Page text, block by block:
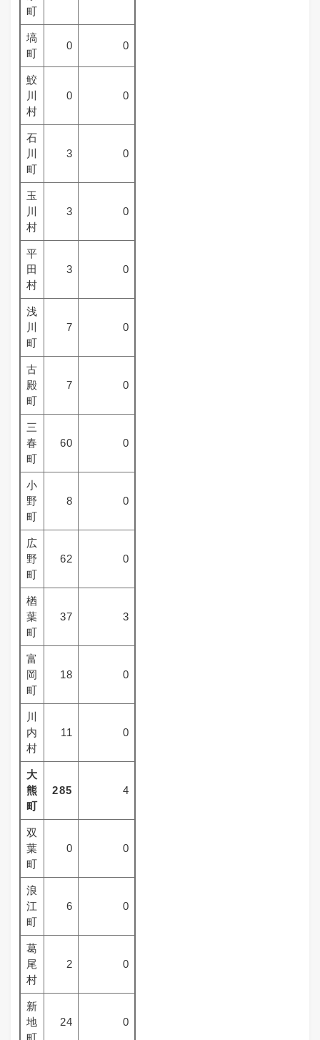
町
塙
町
0 0
鮫
川
村
0 0
石
川
町
3 0
玉
川
村
3 0
平
田
村
3 0
浅
川
町
7 0
古
殿
町
7 0
三
春
町
60 0
小
野
町
8 0
広
野
町
62 0
楢
葉
町
37 3
富
岡
町
18 0
川
内
村
11 0
大
熊
町
285 4
双
葉
町
0 0
浪
江
町
6 0
葛
尾
村
2 0
新
地
町
24 0